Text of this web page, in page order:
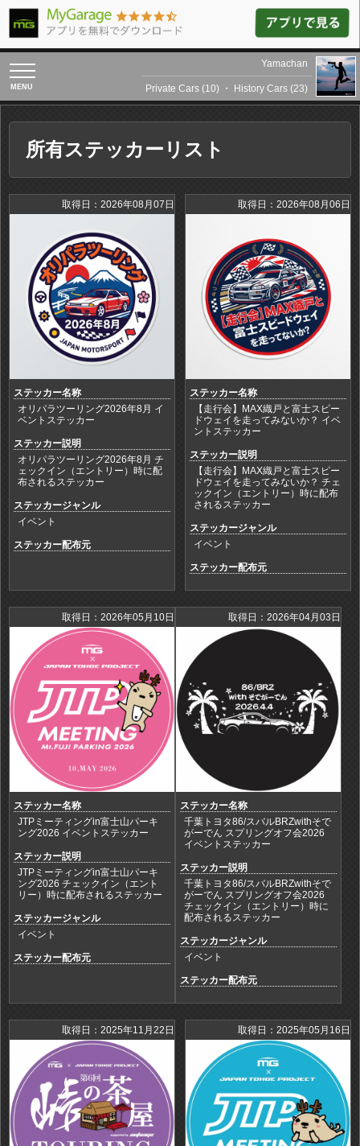
toggle
navigation
Yamachan
Private Cars (10) ・ History Cars (23)
所有ステッカーリスト
取得日：2026年08月07日
ステッカー名称
オリパラツーリング2026年8月 イ
ベントステッカー
ステッカー説明
オリパラツーリング2026年8月 チ
ェックイン（エントリー）時に配
布されるステッカー
ステッカージャンル
イベント
ステッカー配布元
取得日：2026年08月06日
ステッカー名称
【走行会】MAX織戸と富士スピー
ドウェイを走ってみないか？ イベ
ントステッカー
ステッカー説明
【走行会】MAX織戸と富士スピー
ドウェイを走ってみないか？ チェ
ックイン（エントリー）時に配布
されるステッカー
ステッカージャンル
イベント
ステッカー配布元
取得日：2026年05月10日
ステッカー名称
JTPミーティングin富士山パーキ
ング2026 イベントステッカー
ステッカー説明
JTPミーティングin富士山パーキ
ング2026 チェックイン（エント
リー）時に配布されるステッカー
ステッカージャンル
イベント
ステッカー配布元
取得日：2026年04月03日
ステッカー名称
千葉トヨタ86/スバルBRZwithそで
がーでん スプリングオフ会2026
イベントステッカー
ステッカー説明
千葉トヨタ86/スバルBRZwithそで
がーでん スプリングオフ会2026
チェックイン（エントリー）時に
配布されるステッカー
ステッカージャンル
イベント
ステッカー配布元
取得日：2025年11月22日 取得日：2025年05月16日